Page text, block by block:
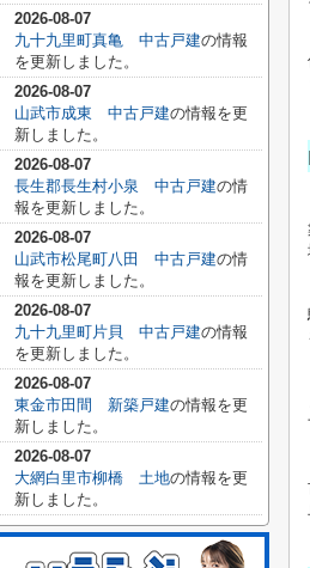
2026-08-07
九十九里町真亀 中古戸建の情報
を更新しました。
2026-08-07
山武市成東 中古戸建の情報を更
新しました。
2026-08-07
長生郡長生村小泉 中古戸建の情
報を更新しました。
2026-08-07
山武市松尾町八田 中古戸建の情
報を更新しました。
2026-08-07
九十九里町片貝 中古戸建の情報
を更新しました。
2026-08-07
東金市田間 新築戸建の情報を更
新しました。
2026-08-07
大網白里市柳橋 土地の情報を更
新しました。